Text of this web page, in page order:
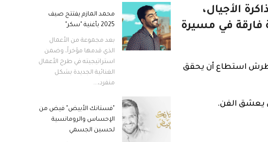
الأجيال،
فارقة في مسيرة
استطاع أن يحقق
يعشق الفن.
محمد المازم يفتتح صيف
2025 بأغنية "سكر"
بعد مجموعة من الأعمال
الذي قدمها مؤخراً، وضمن
استراتيجيته في طرح الأعمال
الغنائية الجديدة بشكل
منفرد،...
"فستانك الأبيض" فيض من
الإحساس والرومانسية
لحسين الجسمي